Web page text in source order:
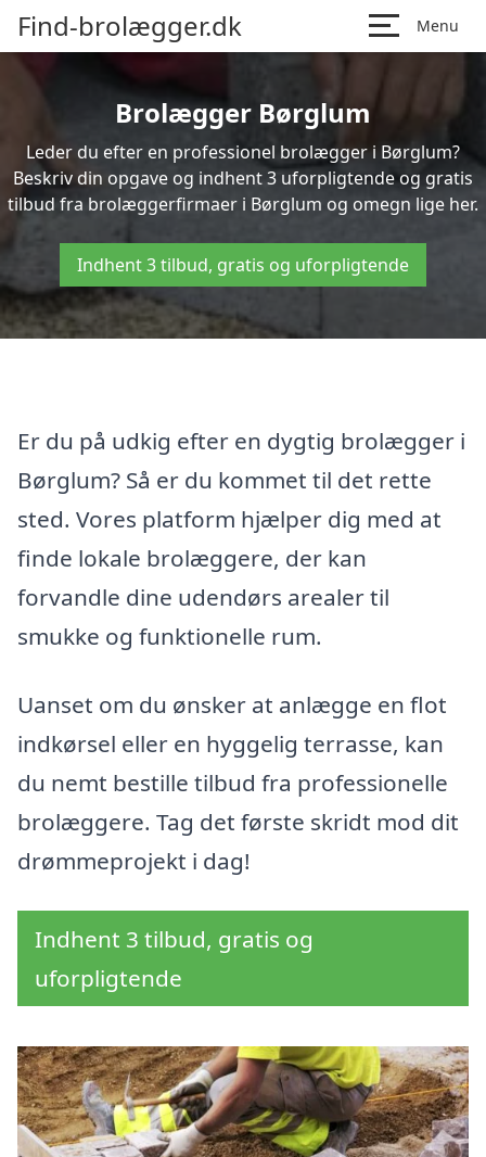
Find-brolægger.dk Menu
Brolægger Børglum
Leder du efter en professionel brolægger i Børglum?
Beskriv din opgave og indhent 3 uforpligtende og gratis
tilbud fra brolæggerfirmaer i Børglum og omegn lige her.
Indhent 3 tilbud, gratis og uforpligtende
Er du på udkig efter en dygtig brolægger i
Børglum? Så er du kommet til det rette
sted. Vores platform hjælper dig med at
finde lokale brolæggere, der kan
forvandle dine udendørs arealer til
smukke og funktionelle rum.
Uanset om du ønsker at anlægge en flot
indkørsel eller en hyggelig terrasse, kan
du nemt bestille tilbud fra professionelle
brolæggere. Tag det første skridt mod dit
drømmeprojekt i dag!
Indhent 3 tilbud, gratis og
uforpligtende